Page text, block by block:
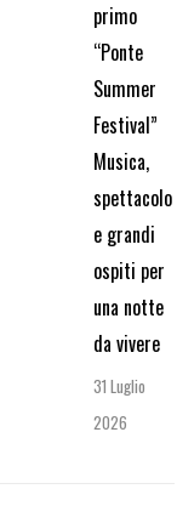
primo
“Ponte
Summer
Festival”
Musica,
spettacolo
e grandi
ospiti per
una notte
da vivere
31 Luglio
2026